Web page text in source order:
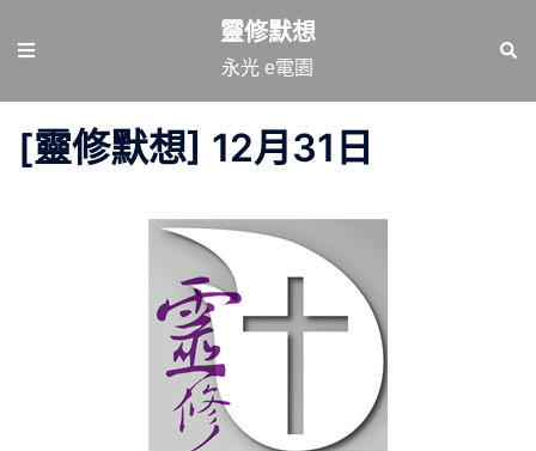
要
靈修默想
永光 e電園
[靈修默想] 12月31日